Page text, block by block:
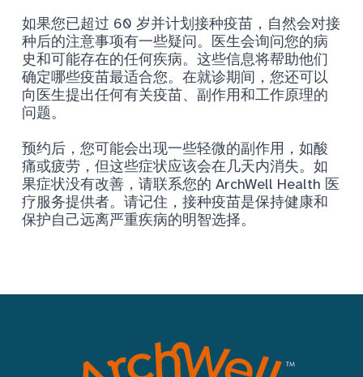
如果您已超过 60 岁并计划接种疫苗，自然会对接
种后的注意事项有一些疑问。医生会询问您的病
史和可能存在的任何疾病。这些信息将帮助他们
确定哪些疫苗最适合您。在就诊期间，您还可以
向医生提出任何有关疫苗、副作用和工作原理的
问题。
预约后，您可能会出现一些轻微的副作用，如酸
痛或疲劳，但这些症状应该会在几天内消失。如
果症状没有改善，请联系您的 ArchWell Health 医
疗服务提供者。请记住，接种疫苗是保持健康和
保护自己远离严重疾病的明智选择。